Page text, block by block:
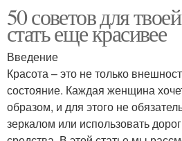
50 советов для
стать еще красивее
Введение
Красота – это не только
состояние. Каждая женщина
образом, и для этого не
зеркалом или использовать